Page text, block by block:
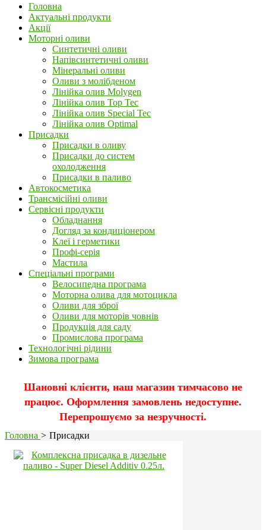
Головна
Актуальні продукти
Акції
Моторні оливи
Синтетичні оливи
Напівсинтетичні оливи
Мінеральні оливи
Оливи з молібденом
Лінійка олив Molygen
Лінійка олив Top Tec
Лінійка олив Special Tec
Лінійка олив Optimal
Присадки
Присадки в оливу
Присадки до систем
охолодження
Присадки в паливо
Автокосметика
Трансмісійні оливи
Сервісні продукти
Обладнання
Догляд за кондиціонером
Клеї і герметики
Профі-серія
Мастила
Спеціальні програми
Велосипедна програма
Моторна олива для мотоцикла
Оливи для зброї
Оливи для моторів човнів
Продукція для саду
Промислова програма
Технологічні рідини
Зимова програма
Шановні клієнти, наш магазин тимчасово не
працює. Оформлення замовлень недоступне.
Перепрошуємо за незручності.
Головна > Присадки